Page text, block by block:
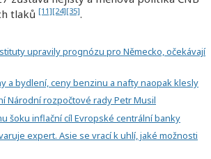
tlaků [11][24][35].
upravily prognózu pro Německo, očekávají
a bydlení, ceny benzinu a nafty naopak klesly
Národní rozpočtové rady Petr Musil
šoku inflační cíl Evropské centrální banky
expert. Asie se vrací k uhlí, jaké možnosti